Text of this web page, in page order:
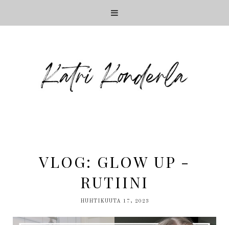
VLOG: GLOW UP -
RUTIINI
HUHTIKUUTA 17, 2023